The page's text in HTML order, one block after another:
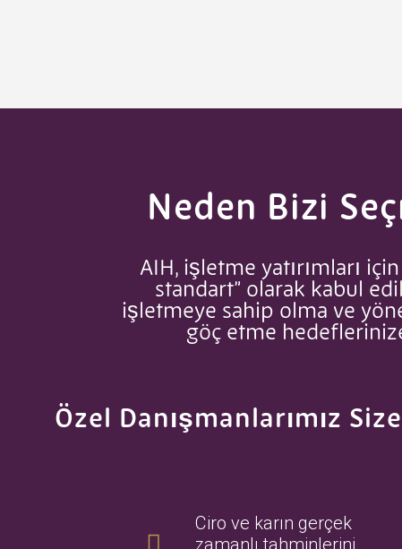
Neden Bizi
AIH, işletme yatırımları
standart” olarak kabul
işletmeye sahip olma ve
göç etme
Özel Danışmanlarımız
Ciro ve karın gerçek
zamanlı tahminlerini